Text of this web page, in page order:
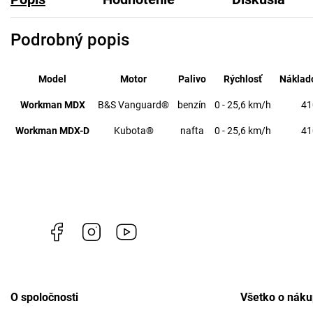
Podrobný popis
Model Motor Palivo Rýchlosť
Workman MDX B&S Vanguard® benzín 0 - 25,6 km/h
Workman MDX-D Kubota® nafta 0 - 25,6 km/h
Facebook Instagram
O spoločnosti Všetko o